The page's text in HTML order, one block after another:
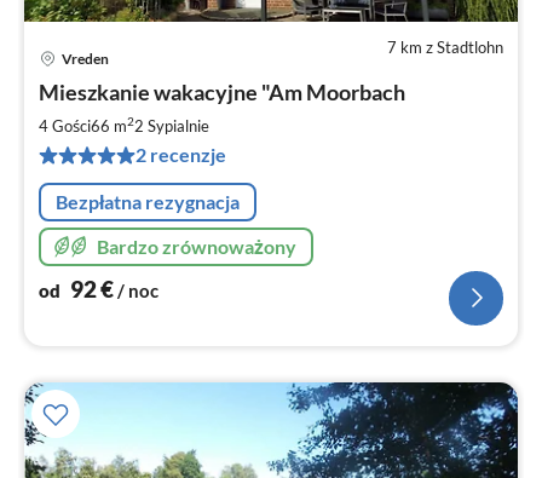
7 km z Stadtlohn
Vreden
Mieszkanie wakacyjne "Am Moorbach
4 Gości66 m22 Sypialnie
2 recenzje
Bezpłatna rezygnacja
Bardzo zrównoważony
od 92€/ noc